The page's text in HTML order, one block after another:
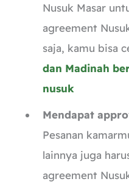
Nusuk Masar
agreement
saja, kamu bisa
dan Madinah
nusuk
Mendapat
Pesanan
lainnya juga
agreement